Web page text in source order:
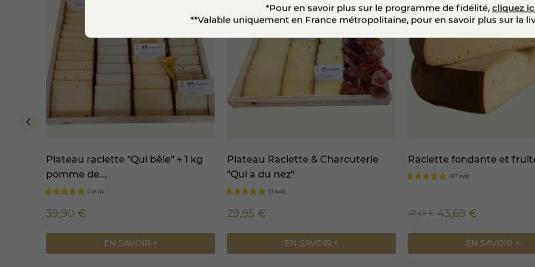
Plateau raclette "Qui bêle" + 1 kg
pomme de...
39,90 €
EN SAVOIR +
Plateau Raclette & Charcuterie
"Qui a du nez"
29,95 €
EN SAVOIR +
Raclette fondante et
47,49 € 43,69 €
EN SAVOIR +
*Pour en savoir plus sur le programme de fidélité, cliquez
**Valable uniquement en France métropolitaine, pour en savoir plus sur la